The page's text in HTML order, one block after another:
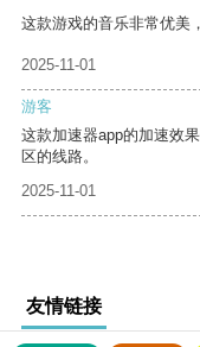
这款游戏的音乐非常优美
2025-11-01
游客
这款加速器app的加速效
区的线路。
2025-11-01
友情链接